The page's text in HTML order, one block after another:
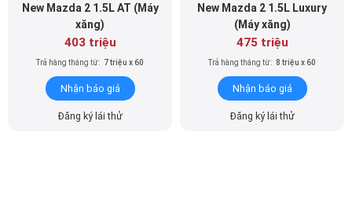
New Mazda 2 1.5L AT (Máy
xăng)
403 triệu
Trả hàng tháng từ: 7 triệu x 60
Nhận báo giá
Đăng ký lái thử
New Mazda 2 1.5L Luxury
(Máy xăng)
475 triệu
Trả hàng tháng từ: 8 triệu x 60
Nhận báo giá
Đăng ký lái thử